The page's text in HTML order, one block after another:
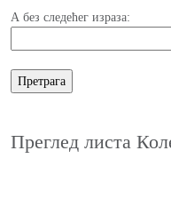
А без следећег израза:
Преглед листа